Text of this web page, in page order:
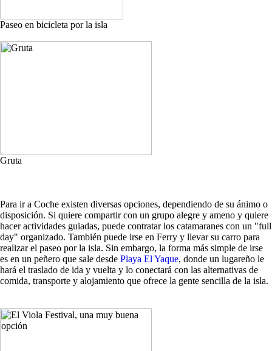
Paseo en bicicleta por la isla
Gruta
Para ir a Coche existen diversas opciones, dependiendo de su ánimo o
disposición. Si quiere compartir con un grupo alegre y ameno y quiere
hacer actividades guiadas, puede contratar los catamaranes con un "full
day" organizado. También puede irse en Ferry y llevar su carro para
realizar el paseo por la isla. Sin embargo, la forma más simple de irse
es en un peñero que sale desde Playa El Yaque, donde un lugareño le
hará el traslado de ida y vuelta y lo conectará con las alternativas de
comida, transporte y alojamiento que ofrece la gente sencilla de la isla.